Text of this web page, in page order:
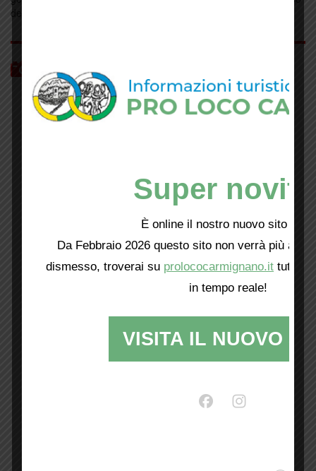
06 Feb
Sandro Capra presenta
i suoi cortometraggi
Gruppo Fotografico Carmignano
“Prove per un delitto”
a Il Galli
Concerto per non
dimenticare
della prima giornata, il pomeriggio dalle …
Fotogallery
60esimo Anniversario Pro Loco
Super
È online il nostro nuovo sito web!
Da Febbraio 2026 questo sito non verrà più
dismesso, troverai su prolococarmignano.it tutti i
in tempo reale!
VISITA IL NUOVO